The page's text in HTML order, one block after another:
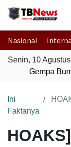
Nasional
Senin, 10
Gempa
Ini
Faktanya
HOAKS]